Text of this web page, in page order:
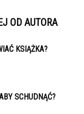
OD AUTORA
KSIĄŻKA?
SCHUDNĄĆ?